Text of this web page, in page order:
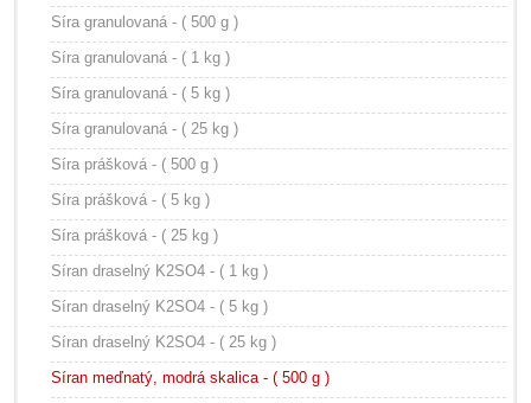
Síra granulovaná - ( 500 g )
Síra granulovaná - ( 1 kg )
Síra granulovaná - ( 5 kg )
Síra granulovaná - ( 25 kg )
Síra prášková - ( 500 g )
Síra prášková - ( 5 kg )
Síra prášková - ( 25 kg )
Síran draselný K2SO4 - ( 1 kg )
Síran draselný K2SO4 - ( 5 kg )
Síran draselný K2SO4 - ( 25 kg )
Síran meďnatý, modrá skalica - ( 500 g )